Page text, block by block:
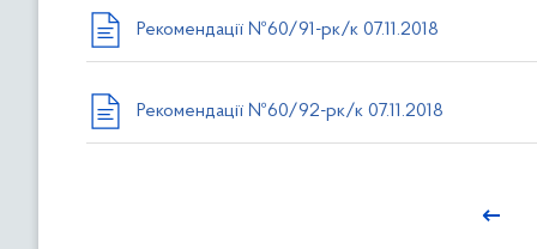
Рекомендації №60/91-рк/к 07.11.2018
Рекомендації №60/92-рк/к 07.11.2018
←